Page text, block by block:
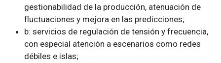
gestionabilidad de la producción, atenuación de
fluctuaciones y mejora en las predicciones;
b: servicios de regulación de tensión y frecuencia,
con especial atención a escenarios como redes
débiles e islas;